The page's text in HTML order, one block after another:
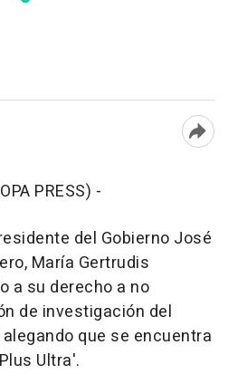
PRESS) -
del Gobierno José
María Gertrudis
a su derecho a no
de investigación del
que se encuentra
Ultra'.